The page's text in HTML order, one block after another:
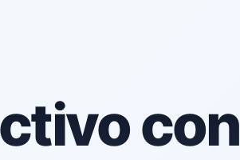
con